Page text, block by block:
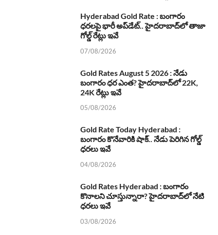
Hyderabad Gold Rate : బంగారం
ధరలపై భారీ అప్‌డేట్.. హైదరాబాద్‌లో తాజా
గోల్డ్ రేట్లు ఇవే
07/08/2026
Gold Rates August 5 2026 : నేడు
బంగారం ధర ఎంత? హైదరాబాద్‌లో 22K,
24K రేట్లు ఇవే
05/08/2026
Gold Rate Today Hyderabad :
బంగారం కొనేవారికి షాక్.. నేడు పెరిగిన గోల్డ్
ధరలు ఇవే
04/08/2026
Gold Rates Hyderabad : బంగారం
కొనాలని చూస్తున్నారా? హైదరాబాద్‌లో నేటి
ధరలు ఇవే
03/08/2026